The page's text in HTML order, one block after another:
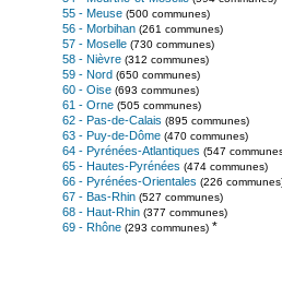
55 - Meuse (500 communes)
56 - Morbihan (261 communes)
57 - Moselle (730 communes)
58 - Nièvre (312 communes)
59 - Nord (650 communes)
60 - Oise (693 communes)
61 - Orne (505 communes)
62 - Pas-de-Calais (895 communes)
63 - Puy-de-Dôme (470 communes)
64 - Pyrénées-Atlantiques (547
65 - Hautes-Pyrénées (474 communes)
66 - Pyrénées-Orientales (226
67 - Bas-Rhin (527 communes)
68 - Haut-Rhin (377 communes)
69 - Rhône (293 communes) *